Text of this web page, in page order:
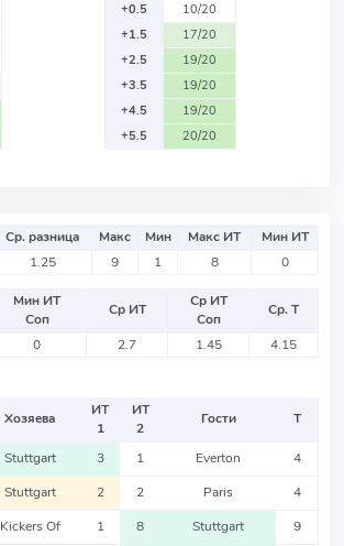
+0.5
10/20
+1.5
17/20
+2.5
19/20
+3.5
19/20
+4.5
19/20
+5.5
20/20
Ср. разница Макс Мин Макс ИТ
Мин ИТ
1.25 9 1 8 0
Мин ИТ
Соп
Ср ИТ
Ср ИТ
Соп
Ср. Т
0 2.7 1.45 4.15
Хозяева
ИТ
1
ИТ
2
Гости Т
Stuttgart 3 1 Everton 4
Stuttgart 2 2 Paris 4
Kickers Of 1 8 Stuttgart 9